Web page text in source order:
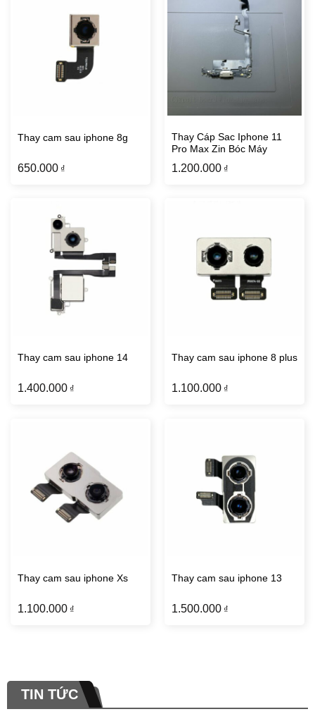
Thay cam sau iphone 8g
650.000 ₫
Thay Cáp Sac Iphone 11
Pro Max Zin Bóc Máy
1.200.000 ₫
Thay cam sau iphone 14
1.400.000 ₫
Thay cam sau iphone 8 plus
1.100.000 ₫
Thay cam sau iphone Xs
1.100.000 ₫
Thay cam sau iphone 13
1.500.000 ₫
TIN TỨC